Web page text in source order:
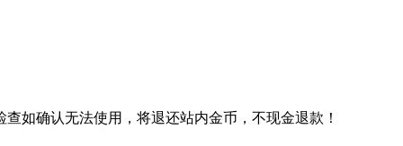
如确认无法使用，将退还站内金币，不现金退款！